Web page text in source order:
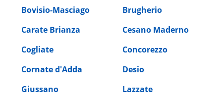
Bovisio-Masciago
Brugherio
Carate Brianza
Cesano Maderno
Cogliate
Concorezzo
Cornate d'Adda
Desio
Giussano
Lazzate